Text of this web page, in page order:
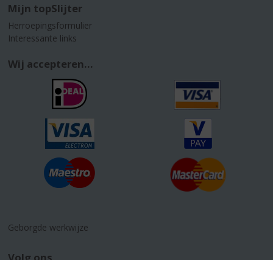
Mijn topSlijter
Herroepingsformulier
Interessante links
Wij accepteren...
Geborgde werkwijze